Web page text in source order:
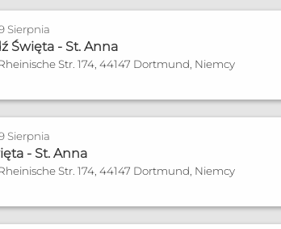
od 19 do 20 tej.
Sierpnia
Święta - St. Anna
Str. 174, 44147 Dortmund, Niemcy
Sierpnia
- St. Anna
Str. 174, 44147 Dortmund, Niemcy